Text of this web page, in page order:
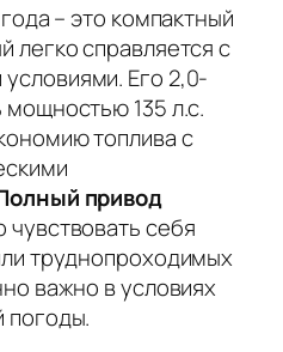
– это компактный
легко справляется с
Его 2,0-
мощностью 135 л.с.
топлива с
привод
себя
труднопроходимых
важно в условиях
погоды.